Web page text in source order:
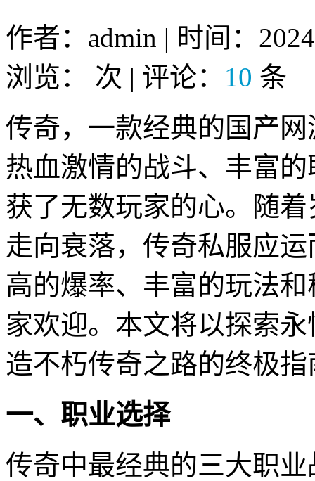
作者：admin | 时间：
浏览：
次 | 评论： 10 条
传奇，一款经典的国产
热血激情的战斗、丰富
获了无数玩家的心。随
走向衰落，传奇私服应
高的爆率、丰富的玩法
家欢迎。本文将以探索
造不朽传奇之路的终极指
一、职业选择
传奇中最经典的三大职